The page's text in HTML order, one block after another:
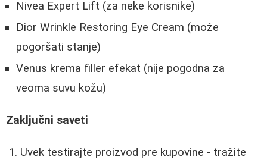
Nivea Expert Lift (za neke korisnike)
Dior Wrinkle Restoring Eye Cream (može
pogoršati stanje)
Venus krema filler efekat (nije pogodna za
veoma suvu kožu)
Zaključni saveti
Uvek testirajte proizvod pre kupovine - tražite